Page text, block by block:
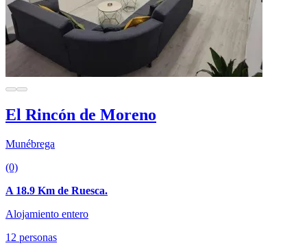
El Rincón de Moreno
Munébrega
(0)
A 18.9 Km de Ruesca.
Alojamiento entero
12 personas